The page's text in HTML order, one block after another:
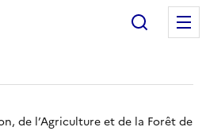
de l’Agriculture et de la Forêt de